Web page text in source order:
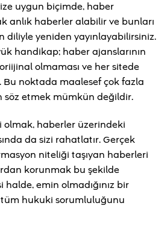
uygun biçimde, haber
anlık haberler alabilir ve bunları
diliyle yeniden yayınlayabilirsiniz.
handikap; haber ajanslarının
olmaması ve her sitede
Bu noktada maalesef çok fazla
etmek mümkün değildir.
olmak, haberler üzerindeki
da sizi rahatlatır. Gerçek
niteliği taşıyan haberleri
korunmak bu şekilde
emin olmadığınız bir
hukuki sorumluluğunu